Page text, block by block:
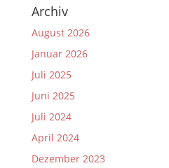
Archiv
August 2026
Januar 2026
Juli 2025
Juni 2025
Juli 2024
April 2024
Dezember 2023